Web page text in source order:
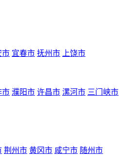
市 宜春市 抚州市 上饶市
市 濮阳市 许昌市 漯河市 三门峡市
荆州市 黄冈市 咸宁市 随州市